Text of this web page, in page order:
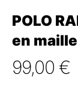
POLO
en
99,00 €